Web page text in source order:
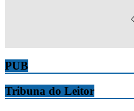
PUB
Tribuna do Leitor